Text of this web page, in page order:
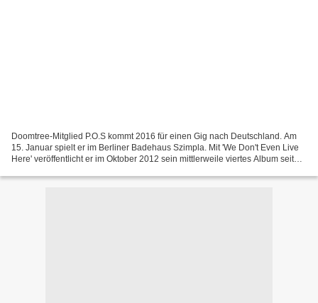
Doomtree-Mitglied P.O.S kommt 2016 für einen Gig nach Deutschland. Am
15. Januar spielt er im Berliner Badehaus Szimpla. Mit 'We Don't Even Live
Here' veröffentlicht er im Oktober 2012 sein mittlerweile viertes Album seit